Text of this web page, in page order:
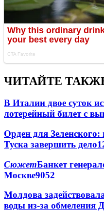
ЧИТАЙТЕ
В Италии двое суток
лотерейный билет с
Орден для
Туска завершить дело
СюжетБанкет
Москве9052
Молдова
воды из-за обмеления